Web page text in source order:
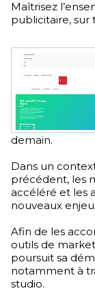
Maîtrisez
publicitaire, sur
demain.
Dans un
précédent, les
accéléré et les
nouveaux
Afin de les
outils de
poursuit sa
notamment à
studio.